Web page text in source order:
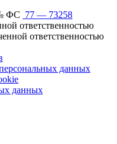
№ ФС 77 — 73258
ответственностью
ответственностью
данных
данных